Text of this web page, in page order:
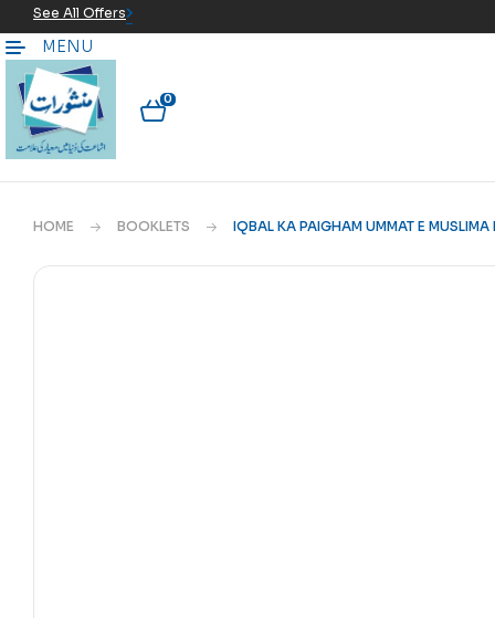
See All Offers
MENU
0
HOME BOOKLETS IQBAL KA PAIGHAM UMMAT E MUSLIMA